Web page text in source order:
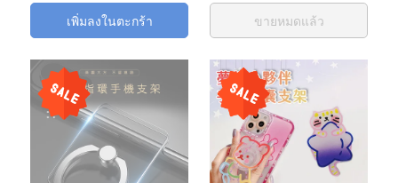
เพิ่มลงในตะกร้า ขายหมดแล้ว